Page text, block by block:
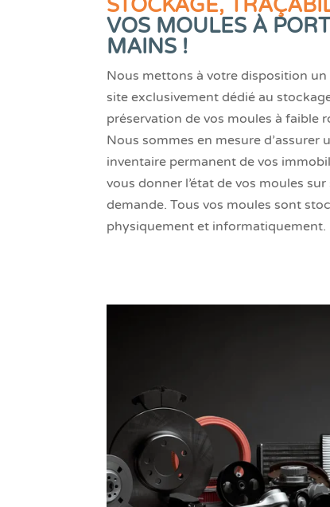
STOCKAGE,
VOS MOULES À
MAINS !
Nous mettons à votre disposition un
site exclusivement dédié au
préservation de vos moules à faible
Nous sommes en mesure d’assurer
inventaire permanent de vos
vous donner l’état de vos moules
demande. Tous vos moules sont
physiquement et informatiquement.